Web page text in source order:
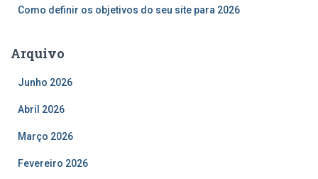
Como definir os objetivos do seu site para 2026
Arquivo
Junho 2026
Abril 2026
Março 2026
Fevereiro 2026